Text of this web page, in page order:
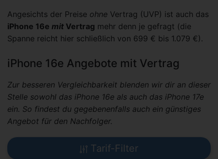
Angesichts der Preise ohne Vertrag (UVP) ist auch das
iPhone 16e mit Vertrag mehr denn je gefragt (die
Spanne reicht hier schließlich von 699 € bis 1.079 €).
iPhone 16e Angebote mit Vertrag
Zur besseren Vergleichbarkeit blenden wir dir an dieser
Stelle sowohl das iPhone 16e als auch das iPhone 17e
ein. So findest du gegebenenfalls auch ein günstiges
Angebot für den Nachfolger.
Tarif-Filter